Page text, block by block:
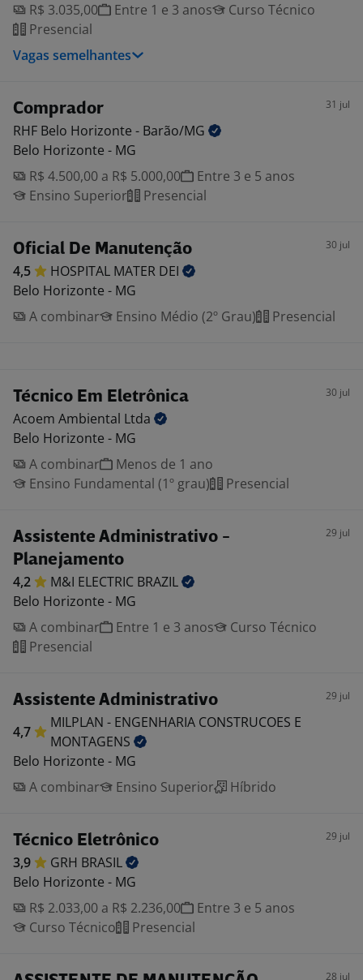
R$ 3.035,00
Entre 1 e 3 anos
Curso Técnico
Presencial
Vagas semelhantes
Comprador 31 jul
RHF Belo Horizonte - Barão/MG
Belo Horizonte - MG
R$ 4.500,00 a R$ 5.000,00
Entre 3 e 5 anos
Ensino Superior
Presencial
Oficial De Manutenção 30 jul
4,5 HOSPITAL MATER DEI
Belo Horizonte - MG
A combinar
Ensino Médio (2º Grau) Presencial
Técnico Em Eletrônica 30 jul
Acoem Ambiental Ltda
Belo Horizonte - MG
A combinar
Menos de 1 ano
Ensino Fundamental (1º grau)
Presencial
Assistente Administrativo -
Planejamento
29 jul
4,2 M&I ELECTRIC BRAZIL
Belo Horizonte - MG
A combinar
Entre 1 e 3 anos
Curso Técnico
Presencial
Assistente Administrativo 29 jul
4,7
MILPLAN - ENGENHARIA CONSTRUCOES E
MONTAGENS
Belo Horizonte - MG
A combinar
Ensino Superior Híbrido
Técnico Eletrônico 29 jul
3,9 GRH BRASIL
Belo Horizonte - MG
R$ 2.033,00 a R$ 2.236,00
Entre 3 e 5 anos
Curso Técnico
Presencial
28 jul